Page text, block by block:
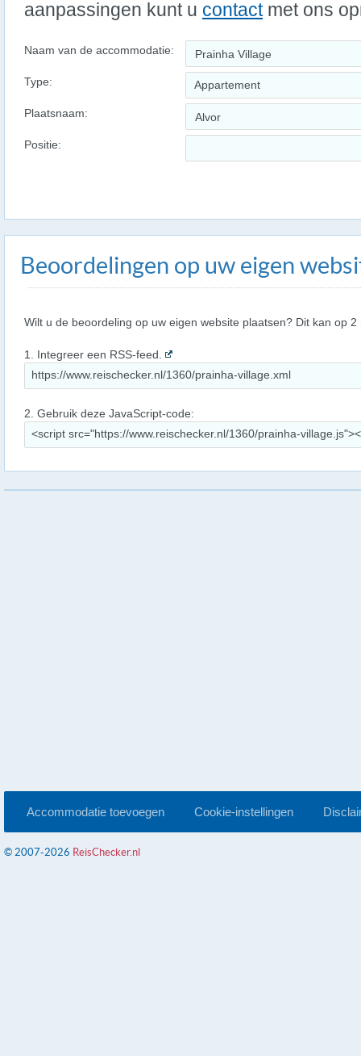
aanpassingen kunt u contactmet ons
Naam van de accommodatie:
Type: Appartement
Plaatsnaam:
Positie:
Beoordelingen op uw eigen
Wilt u de beoordeling op uw eigen website plaatsen? Dit kan op 2
1. Integreer een RSS-feed.
2. Gebruik deze JavaScript-code:
Accommodatie toevoegen Cookie-instellingen
© 2007-2026 ReisChecker.nl